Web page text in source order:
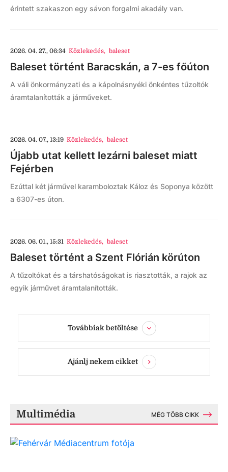
érintett szakaszon egy sávon forgalmi akadály van.
2026. 04. 27., 06:34 Közlekedés, baleset
Baleset történt Baracskán, a 7-es főúton
A váli önkormányzati és a kápolnásnyéki önkéntes tűzoltók
áramtalanították a járműveket.
2026. 04. 07., 13:19 Közlekedés, baleset
Újabb utat kellett lezárni baleset miatt
Fejérben
Ezúttal két járművel karamboloztak Káloz és Soponya között
a 6307-es úton.
2026. 06. 01., 15:31 Közlekedés, baleset
Baleset történt a Szent Flórián körúton
A tűzoltókat és a társhatóságokat is riasztották, a rajok az
egyik járművet áramtalanították.
Továbbiak betöltése
Ajánlj nekem cikket
Multimédia MÉG TÖBB CIKK